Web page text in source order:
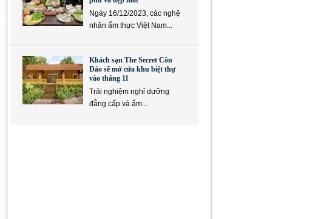
Ngày 16/12/2023, các nghệ
nhân ẩm thực Việt Nam...
Khách sạn The Secret Côn
Đảo sẽ mở cửa khu biệt thự
vào tháng 11
Trải nghiệm nghỉ dưỡng
đẳng cấp và ẩm...